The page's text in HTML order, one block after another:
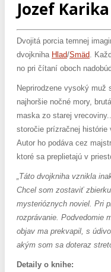
Jozef
Dvojitá porcia temnej
dvojkniha Hlad/Smäd.
no pri čítaní oboch
Neprirodzene vysoký
najhoršie nočné mory,
maska zo starej
storočie prízračnej histórie
Autor ho podáva cez
ktoré sa preplietajú v
„Táto dvojkniha vznikla
Chcel som zostaviť
mysterióznych noviel. Pri
rozprávanie. Podvedomie
objav ma prekvapil, s
akým som sa doteraz
Detaily o knihe: